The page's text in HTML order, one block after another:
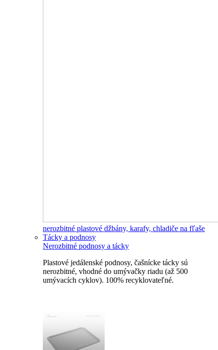
nerozbitné plastové džbány, karafy, chladiče na fľaše
Tácky a podnosy
Nerozbitné podnosy a tácky
Plastové jedálenské podnosy, čašnícke tácky sú
nerozbitné, vhodné do umývačky riadu (až 500
umývacích cyklov). 100% recyklovateľné.